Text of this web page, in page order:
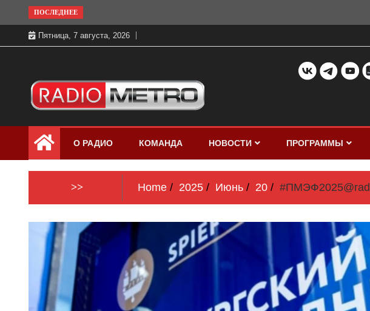
to
content
ПОСЛЕДНЕЕ
Пятница, 7 августа, 2026
Радио МЕТРО
бесплатно в хорошем качестве Санкт-
Петербург и Россия
О РАДИО КОМАНДА НОВОСТИ ПРОГРАММЫ
>> Home 2025 Июнь 20